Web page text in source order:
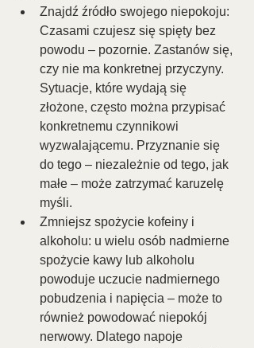
Znajdź źródło swojego niepokoju:
Czasami czujesz się spięty bez
powodu – pozornie. Zastanów się,
czy nie ma konkretnej przyczyny.
Sytuacje, które wydają się
złożone, często można przypisać
konkretnemu czynnikowi
wyzwalającemu. Przyznanie się
do tego – niezależnie od tego, jak
małe – może zatrzymać karuzelę
myśli.
Zmniejsz spożycie kofeiny i
alkoholu: u wielu osób nadmierne
spożycie kawy lub alkoholu
powoduje uczucie nadmiernego
pobudzenia i napięcia – może to
również powodować niepokój
nerwowy. Dlatego napoje